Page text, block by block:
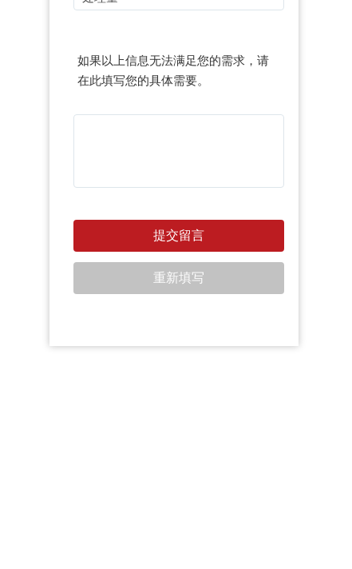
如果以上信息无法满足您的需求，请
在此填写您的具体需要。